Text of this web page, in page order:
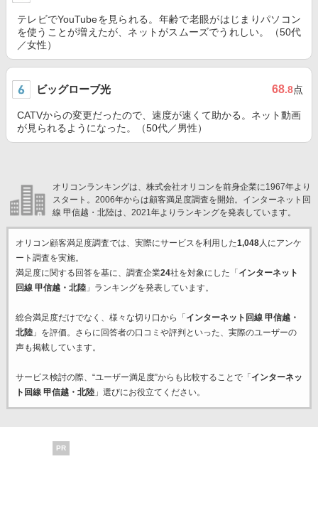
テレビでYouTubeを見られる。年齢で老眼がはじまりパソコン
を使うことが増えたが、ネットがスムーズでうれしい。（50代
／女性）
ビッグローブ光 68.8点
CATVからの変更だったので、速度が速くて助かる。ネット動画
が見られるようになった。（50代／男性）
オリコンランキングは、株式会社オリコンを前身企業に1967年より
スタート。2006年からは顧客満足度調査を開始。インターネット回
線 甲信越・北陸は、2021年よりランキングを発表しています。
オリコン顧客満足度調査では、実際にサービスを利用した1,048人にアンケ
ート調査を実施。
満足度に関する回答を基に、調査企業24社を対象にした「 インターネット
回線 甲信越・北陸」ランキングを発表しています。
総合満足度だけでなく、様々な切り口から「 インターネット回線 甲信越・
北陸」を評価。さらに回答者の口コミや評判といった、実際のユーザーの
声も掲載しています。
サービス検討の際、“ユーザー満足度”からも比較することで「 インターネッ
ト回線 甲信越・北陸」選びにお役立てください。
PR